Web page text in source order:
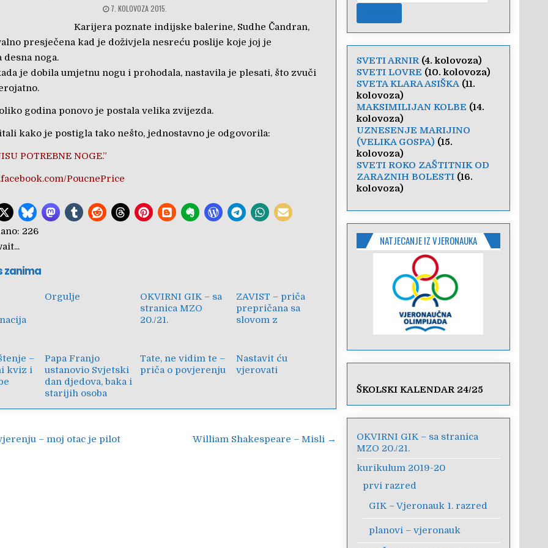
7. KOLOVOZA 2015.
Karijera poznate indijske balerine, Sudhe Čandran,
presječena kad je doživjela nesreću poslije koje joj je
noga.
je dobila umjetnu nogu i prohodala, nastavila je plesati, što zvuči
godina ponovo je postala velika zvijezda.
kako je postigla tako nešto, jednostavno je odgovorila:
POTREBNE NOGE.”
PoucnePrice
226
zanima
Orgulje
OKVIRNI GIK – sa
stranica MZO
20./21.
ZAVIST – priča
prepričana sa
slovom z
–
kviz i
Papa Franjo
ustanovio Svjetski
dan djedova, baka i
starijih osoba
Tate, ne vidim te –
priča o povjerenju
Nastavit ću
vjerovati
– moj otac je pilot William Shakespeare – Misli →
SVETI ARNIR(4. kolovoza)
SVETI LOVRE (10. kolovoza)
SVETA KLARA ASIŠKA(11.
kolovoza)
MAKSIMILIJAN KOLBE (14.
kolovoza)
UZNESENJE MARIJINO
(VELIKA GOSPA) (15.
kolovoza)
SVETI ROKO ZAŠTITNIK OD
ZARAZNIH BOLESTI(16.
kolovoza)
NATJECANJE IZ VJERONAUKA
ŠKOLSKI KALENDAR 24/25
OKVIRNI GIK – sa stranica
MZO 20./21.
kurikulum 2019-20
prvi razred
GIK – Vjeronauk 1. razred
planovi – vjeronauk